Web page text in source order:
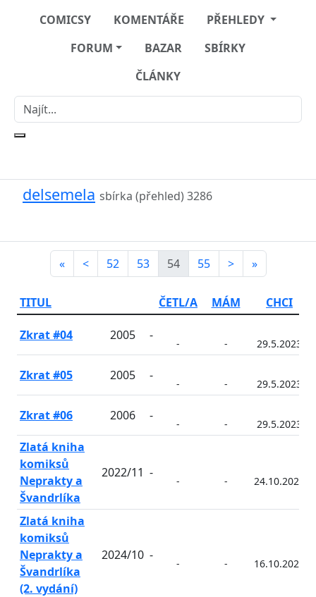
COMICSY KOMENTÁŘE
PŘEHLEDY
FORUM
BAZAR
SBÍRKY
ČLÁNKY
delsemela sbírka (přehled) 3286
« < 52 53 54 55 > »
TITUL ČETL/A MÁM CHCI
Zkrat #04 2005 -
- - 29.5.2023
Zkrat #05 2005 -
- - 29.5.2023
Zkrat #06 2006 -
- - 29.5.2023
Zlatá kniha
komiksů
Neprakty a
Švandrlíka
2022/11 -
- - 24.10.2022
Zlatá kniha
komiksů
Neprakty a
Švandrlíka
(2. vydání)
2024/10 -
- - 16.10.2024